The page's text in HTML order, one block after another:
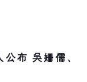
公布 吳姍儒、